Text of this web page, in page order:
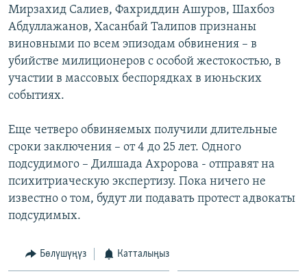
АЗАТТЫК+
ЫҢГАЙСЫЗ СУРООЛОР
ЭЕ/АРнун бардык сайттары
Мирзахид Салиев, Фахриддин Ашуров, Шахбоз
Абдуллажанов, Хасанбай Талипов признаны
виновными по всем эпизодам обвинения – в
убийстве милиционеров с особой жестокостью, в
участии в массовых беспорядках в июньских
событиях.
Еще четверо обвиняемых получили длительные
сроки заключения – от 4 до 25 лет. Одного
подсудимого – Дилшада Ахророва - отправят на
психитриаческую экспертизу. Пока ничего не
известно о том, будут ли подавать протест адвокаты
подсудимых.
Бөлүшүңүз Катталыңыз